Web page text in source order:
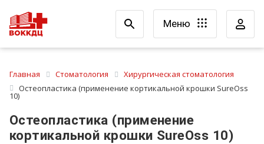
Меню
Главная Стоматология
Хирургическая стоматология
Остеопластика (применение кортикальной крошки SureOss
10)
Остеопластика (применение
кортикальной крошки SureOss 10)